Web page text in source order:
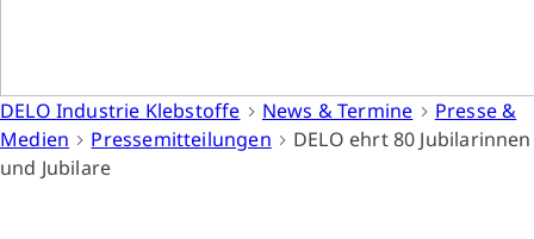
DELO Industrie Klebstoffe News & Termine
Presse &
Medien
Pressemitteilungen
DELO ehrt 80 Jubilarinnen
und Jubilare